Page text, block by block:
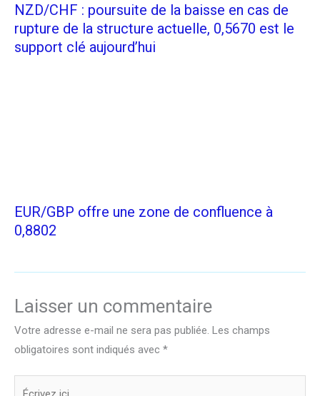
NZD/CHF : poursuite de la baisse en cas de
rupture de la structure actuelle, 0,5670 est le
support clé aujourd’hui
EUR/GBP offre une zone de confluence à
0,8802
Laisser un commentaire
Votre adresse e-mail ne sera pas publiée. Les champs
obligatoires sont indiqués avec *